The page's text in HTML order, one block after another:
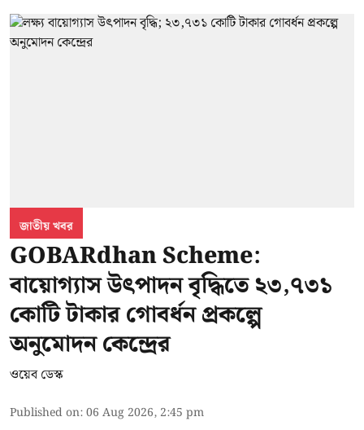
জাতীয় খবর
GOBARdhan Scheme:
বায়োগ্যাস উৎপাদন বৃদ্ধিতে ২৩,৭৩১
কোটি টাকার গোবর্ধন প্রকল্পে
অনুমোদন কেন্দ্রের
ওয়েব ডেস্ক
Published on:06 Aug 2026, 2:45 pm